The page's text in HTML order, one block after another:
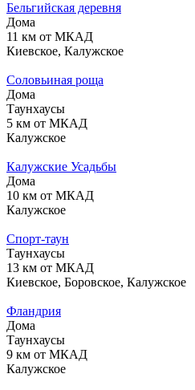
Бельгийская деревня
Дома
11 км от МКАД
Киевское, Калужское
Соловьиная роща
Дома
Таунхаусы
5 км от МКАД
Калужское
Калужские Усадьбы
Дома
10 км от МКАД
Калужское
Спорт-таун
Таунхаусы
13 км от МКАД
Киевское, Боровское, Калужское
Фландрия
Дома
Таунхаусы
9 км от МКАД
Калужское